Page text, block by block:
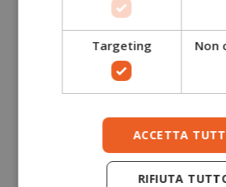
Targeting Non
ACCETTA
RIFIUTA